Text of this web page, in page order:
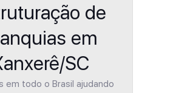
de
em
SC
em todo o Brasil ajudando